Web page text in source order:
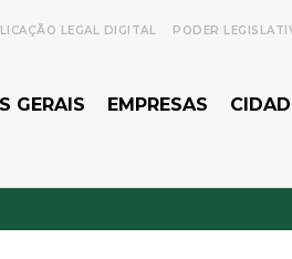
LEGAL DIGITAL PODER
GERAIS EMPRESAS